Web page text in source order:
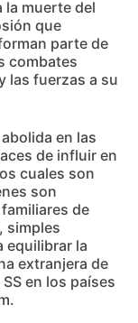
la muerte del
que
parte de
combates
las fuerzas a su
en las
de influir en
cuales son
son
de
simples
equilibrar la
extranjera de
en los países